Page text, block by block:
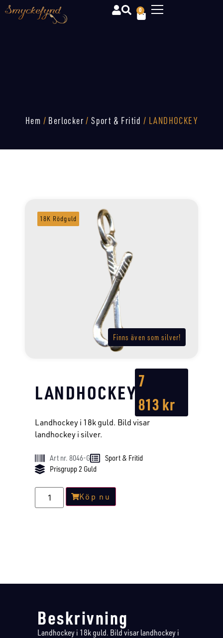
0
Hem / Berlocker /Sport & Fritid / LANDHOCKEY
Finns även som silver!
18K Rödguld
LANDHOCKEY
7
813kr
Landhockey i 18k guld. Bild visar
landhockey i silver.
Art nr. 8046-G
Sport & Fritid
Prisgrupp 2 Guld
Köp nu
Beskrivning
Landhockey i 18k guld. Bild visar landhockey i